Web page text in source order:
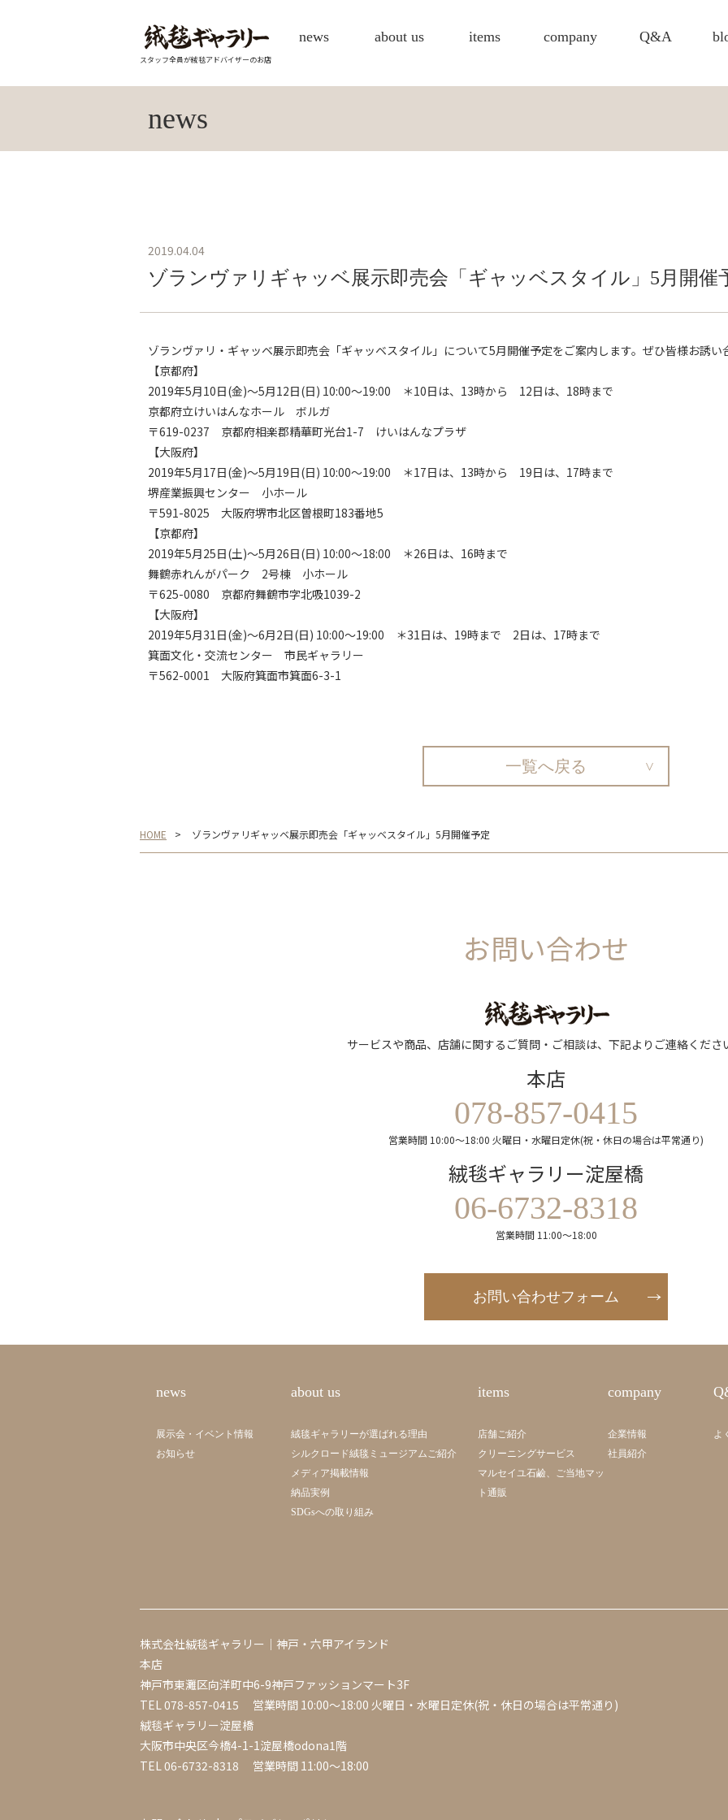
スタッフ全員が絨毯アドバイザーのお店
news about us items company Q&A
news
2019.04.04
ゾランヴァリギャッベ展示即売会「ギャッベスタイル」5月開催
ゾランヴァリ・ギャッベ展示即売会「ギャッベスタイル」について5月開催予定をご案内します。ぜひ皆様お誘
【京都府】
2019年5月10日(金)～5月12日(日) 10:00～19:00 ＊10日は、13時から 12日は、18時まで
京都府立けいはんなホール ボルガ
〒619-0237 京都府相楽郡精華町光台1-7 けいはんなプラザ
【大阪府】
2019年5月17日(金)～5月19日(日) 10:00～19:00 ＊17日は、13時から 19日は、17時まで
堺産業振興センター 小ホール
〒591-8025 大阪府堺市北区曽根町183番地5
【京都府】
2019年5月25日(土)～5月26日(日) 10:00～18:00 ＊26日は、16時まで
舞鶴赤れんがパーク 2号棟 小ホール
〒625-0080 京都府舞鶴市字北吸1039-2
【大阪府】
2019年5月31日(金)～6月2日(日) 10:00～19:00 ＊31日は、19時まで 2日は、17時まで
箕面文化・交流センター 市民ギャラリー
〒562-0001 大阪府箕面市箕面6-3-1
一覧へ戻る
HOME ゾランヴァリギャッベ展示即売会「ギャッベスタイル」5月開催予定
お問い合わせ
サービスや商品、店舗に関するご質問・ご相談は、下記よりご連絡くださ
本店
078-857-0415
営業時間 10:00～18:00 火曜日・水曜日定休(祝・休日の場合は平常通り)
絨毯ギャラリー淀屋橋
06-6732-8318
営業時間 11:00～18:00
お問い合わせフォーム
news
展示会・イベント情報
お知らせ
about us
絨毯ギャラリーが選ばれる理由
シルクロード絨毯ミュージアムご紹介
メディア掲載情報
納品実例
SDGsへの取り組み
items
店舗ご紹介
クリーニングサービス
マルセイユ石鹼、ご当地マッ
ト通販
company
企業情報
社員紹介
よ
株式会社絨毯ギャラリー｜神戸・六甲アイランド
本店
神戸市東灘区向洋町中6-9神戸ファッションマート3F
TEL078-857-0415 営業時間 10:00～18:00 火曜日・水曜日定休(祝・休日の場合は平常通り)
絨毯ギャラリー淀屋橋
大阪市中央区今橋4-1-1淀屋橋odona1階
TEL06-6732-8318 営業時間 11:00～18:00